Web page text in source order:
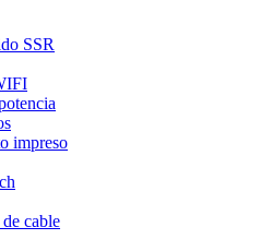
SSR
impreso
cable